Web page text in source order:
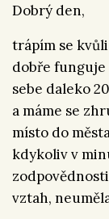
Dobrý den,
trápím se
dobře funguje
sebe daleko
a máme se
místo do
kdykoliv v
vztah,